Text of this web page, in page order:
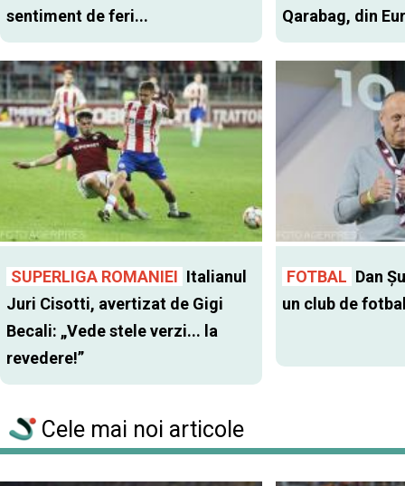
sentiment de feri...
Qarabag, din
SUPERLIGA ROMANIEI Italianul
Juri Cisotti, avertizat de Gigi
Becali: „Vede stele verzi... la
revedere!”
FOTBAL Dan
un club de
Cele mai noi articole